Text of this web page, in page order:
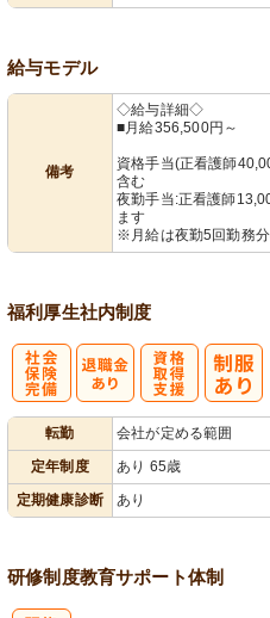
給与モデル
備考
◇給与詳細◇
■月給356,500円～
資格手当(正看護師
含む
夜勤手当:正看護師
ます
※月給は夜勤5回勤務
福利厚生社内制度
転勤
会社が定める範囲
定年制度
あり 65歳
定期健康診断
あり
研修制度教育サポート体制